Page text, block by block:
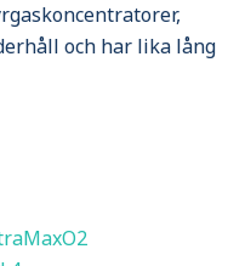
och har lika lång